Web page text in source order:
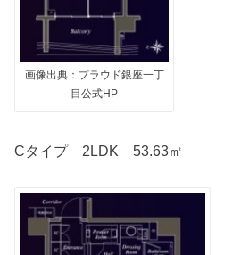
画像出典：プラウド銀座一丁
目公式HP
Cタイプ 2LDK 53.63㎡